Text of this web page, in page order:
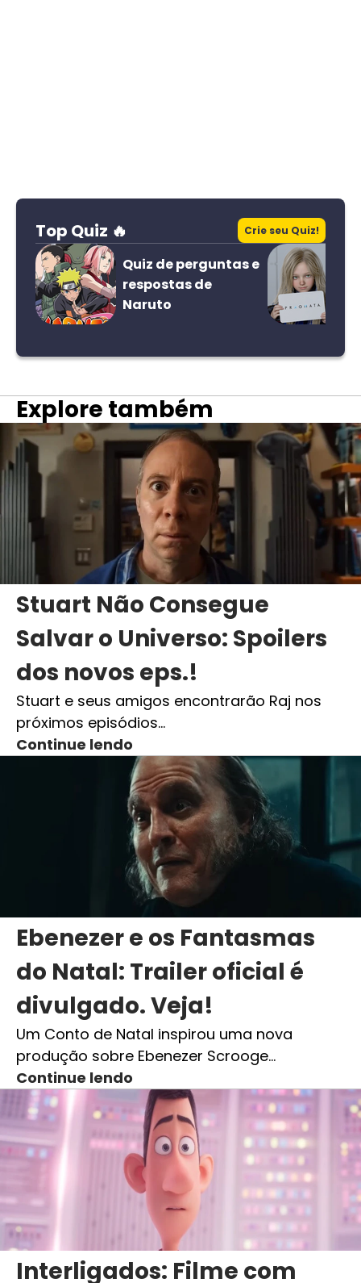
Top Quiz 🔥 Crie seu Quiz!
Quiz de perguntas e
respostas de
Naruto
Explore também
Stuart Não Consegue
Salvar o Universo: Spoilers
dos novos eps.!
Stuart e seus amigos encontrarão Raj nos
próximos episódios…
Continue lendo
Ebenezer e os Fantasmas
do Natal: Trailer oficial é
divulgado. Veja!
Um Conto de Natal inspirou uma nova
produção sobre Ebenezer Scrooge…
Continue lendo
Interligados: Filme com